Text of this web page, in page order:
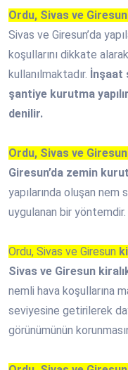
Ordu, Sivas ve
Sivas ve Giresun’da
koşullarını dikkate
kullanılmaktadır.
şantiye kurutma
denilir.
Ordu, Sivas ve
Giresun’da zemin
yapılarında oluşan nem
uygulanan bir yöntemdir.
Ordu, Sivas ve Giresun
Sivas ve Giresun
nemli hava koşullarına
seviyesine getirilerek
görünümünün